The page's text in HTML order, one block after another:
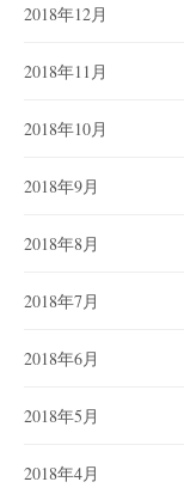
2018年12月
2018年11月
2018年10月
2018年9月
2018年8月
2018年7月
2018年6月
2018年5月
2018年4月